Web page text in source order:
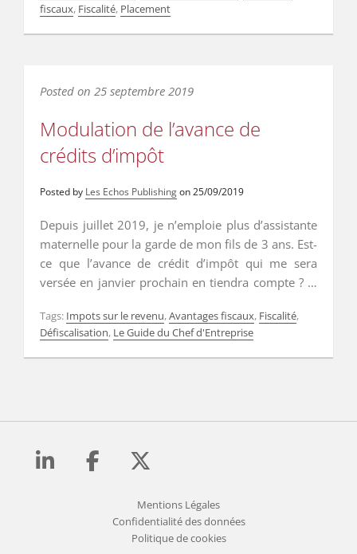
fiscaux, Fiscalité, Placement
Posted on 25 septembre 2019
Modulation de l’avance de
crédits d’impôt
Posted by Les Echos Publishingon25/09/2019
Depuis juillet 2019, je n’emploie plus d’assistante
maternelle pour la garde de mon fils de 3 ans. Est-
ce que l’avance de crédit d’impôt qui me sera
versée en janvier prochain en tiendra compte ? …
Tags: Impots sur le revenu,Avantages fiscaux, Fiscalité,
Défiscalisation, Le Guide du Chef d'Entreprise
Mentions Légales
Confidentialité des données
Politique de cookies